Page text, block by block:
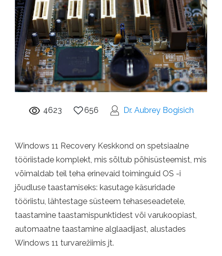
4623 656 Dr. Aubrey Bogisich
Windows 11 Recovery Keskkond on spetsiaalne
tööriistade komplekt, mis sõltub põhisüsteemist, mis
võimaldab teil teha erinevaid toiminguid OS -i
jõudluse taastamiseks: kasutage käsuridade
tööriistu, lähtestage süsteem tehaseseadetele,
taastamine taastamispunktidest või varukoopiast,
automaatne taastamine alglaadijast, alustades
Windows 11 turvarežiimis jt.